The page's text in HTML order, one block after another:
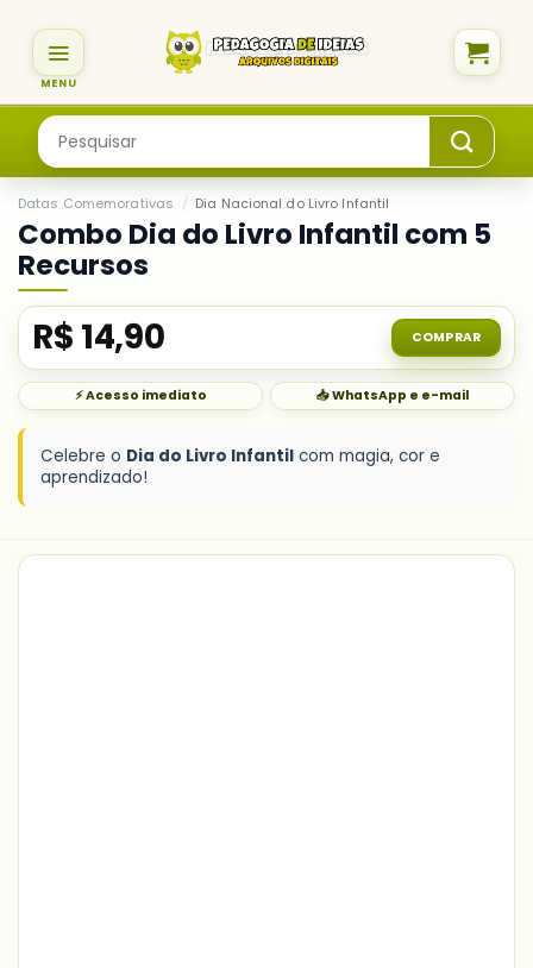
content
Pesquisar
por:
Datas Comemorativas / Dia Nacional do Livro Infantil
Combo Dia do Livro Infantil com 5
Recursos
R$ 14,90 COMPRAR
⚡ Acesso imediato 📥 WhatsApp e e-mail
Celebre o Dia do Livro Infantil com magia, cor e
aprendizado!